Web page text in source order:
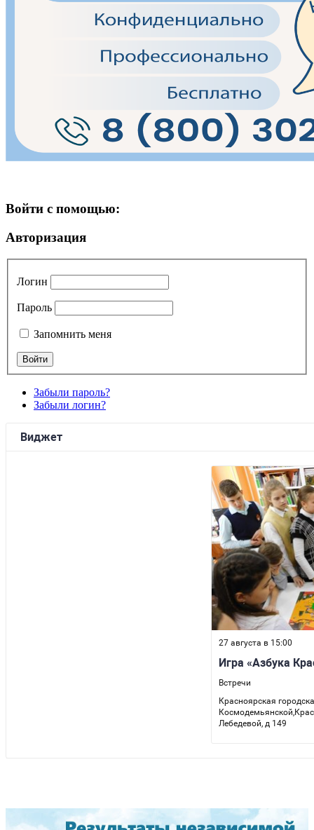
Войти с помощью:
Авторизация
Логин
Пароль
Запомнить меня
Забыли пароль?
Забыли логин?